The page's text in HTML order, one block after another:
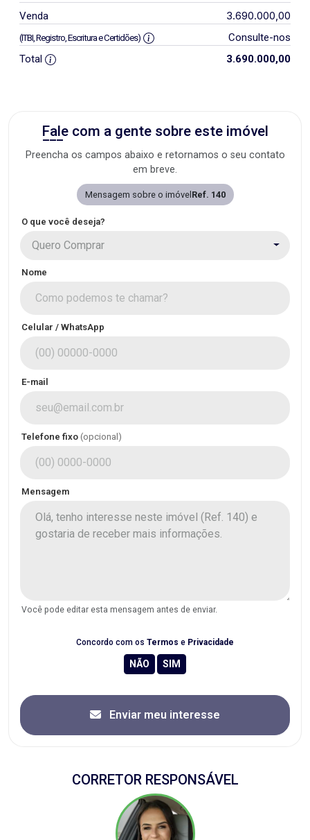
Venda 3.690.000,00
(ITBI, Registro, Escritura e Certidões)
Consulte-nos
Total
3.690.000,00
Fale com a gente sobre este imóvel
Preencha os campos abaixo e retornamos o seu contato
em breve.
Mensagem sobre o imóvelRef. 140
O que você deseja?
Quero Comprar
Nome
Celular / WhatsApp
E-mail
Telefone fixo (opcional)
Mensagem
Você pode editar esta mensagem antes de enviar.
Concordo com os Termos e Privacidade
Enviar meu interesse
CORRETOR RESPONSÁVEL